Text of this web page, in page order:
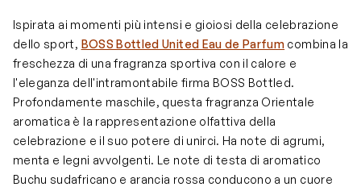
Ispirata ai momenti più intensi e gioiosi della celebrazione
dello sport, BOSS Bottled United Eau de Parfum combina la
freschezza di una fragranza sportiva con il calore e
l'eleganza dell'intramontabile firma BOSS Bottled.
Profondamente maschile, questa fragranza Orientale
aromatica è la rappresentazione olfattiva della
celebrazione e il suo potere di unirci. Ha note di agrumi,
menta e legni avvolgenti. Le note di testa di aromatico
Buchu sudafricano e arancia rossa conducono a un cuore